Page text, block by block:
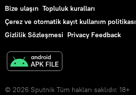
Bize ulaşın Topluluk kuralları
Çerez ve otomatik kayıt kullanım politikası
Gizlilik Sözleşmesi Privacy Feedback
© 2026 Sputnik Tüm hakları saklıdır. 18+